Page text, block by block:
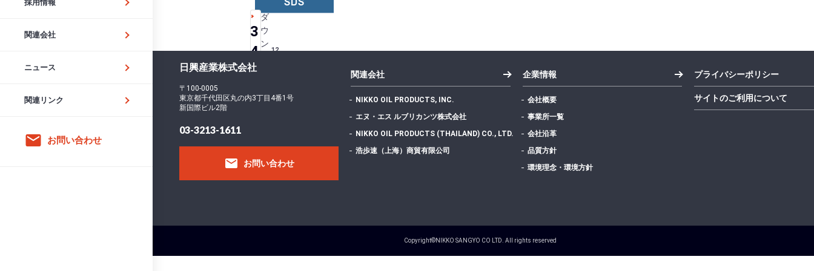
採用情報
関連会社
ニュース
関連リンク
email お問い合わせ
ダ
ウ
ン
12
フ
イ
投
3
4
-
5
6
日興産業株式会社
〒100-0005
東京都千代田区丸の内3丁目4番1号
新国際ビル2階
03-3213-1611
email お問い合わせ
関連会社
NIKKO OIL PRODUCTS, INC.
エヌ・エス ルブリカンツ株式会社
NIKKO OIL PRODUCTS (THAILAND) CO., LTD.
浩歩速（上海）商貿有限公司
企業情報
会社概要
事業所一覧
会社沿革
品質方針
環境理念・環境方針
プライバシーポリシー
サイトのご利用について
Copyright©NIKKO SANGYO CO LTD. All rights reserved